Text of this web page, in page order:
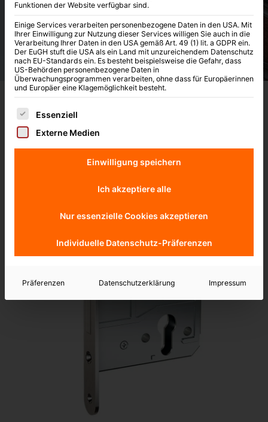
Funktionen der Website verfügbar sind.
Einige Services verarbeiten personenbezogene Daten in den USA. Mit
Ihrer Einwilligung zur Nutzung dieser Services willigen Sie auch in die
Verarbeitung Ihrer Daten in den USA gemäß Art. 49 (1) lit. a GDPR ein.
Der EuGH stuft die USA als ein Land mit unzureichendem Datenschutz
nach EU-Standards ein. Es besteht beispielsweise die Gefahr, dass
US-Behörden personenbezogene Daten in
Überwachungsprogrammen verarbeiten, ohne dass für Europäerinnen
und Europäer eine Klagemöglichkeit besteht.
Es folgt eine Liste der Service-Gruppen, für die eine
Essenziell
Externe Medien
Einwilligung speichern
Ich akzeptiere alle
Nur essenzielle Cookies akzeptieren
Individuelle Datenschutz-Präferenzen
Präferenzen Datenschutzerklärung Impressum